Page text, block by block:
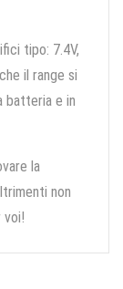
tipo: 7.4V,
il range si
batteria e in
la
non